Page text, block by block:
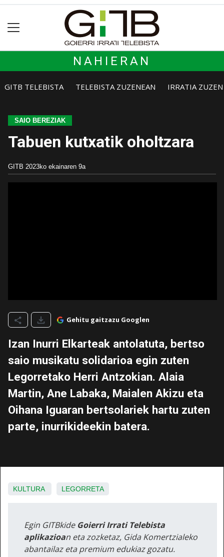
NAHIERAN
GITB TELEBISTA TELEBISTA ZUZENEAN IRRATIA
SAIO BEREZIAK
Tabuen kutxatik oholtzara
GITB 2023ko ekainaren 9a
Gehitu gaitzazu Googlen
Izan Inurri Elkarteak antolatuta, bertso
saio musikatu solidarioa egin zuten
Legorretako Herri Antzokian. Alaia
Martin, Ane Labaka, Maialen Akizu eta
Oihana Iguaran bertsolariek hartu zuten
parte, inurrikideekin batera.
KULTURA LEGORRETA
Egin GITBkide Goierri Irrati Telebista
aplikazioan eta zozketaz, Gida Komertzialeko
abantailaz eta premium edukiaz gozatu.